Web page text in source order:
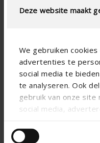
Deze website maakt
We gebruiken
advertenties te
social media te
te analyseren. Ook
gebruik van onze
social media,
andere informatie die
A placer comme
427GL/2